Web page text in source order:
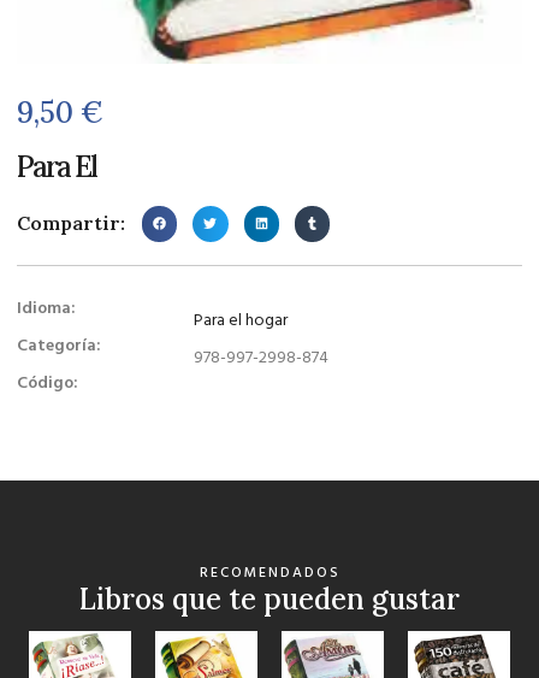
9,50 €
Para El
Compartir:
Idioma:
Categoría:
Código:
Para el hogar
978-997-2998-874
RECOMENDADOS
Libros que te pueden gustar